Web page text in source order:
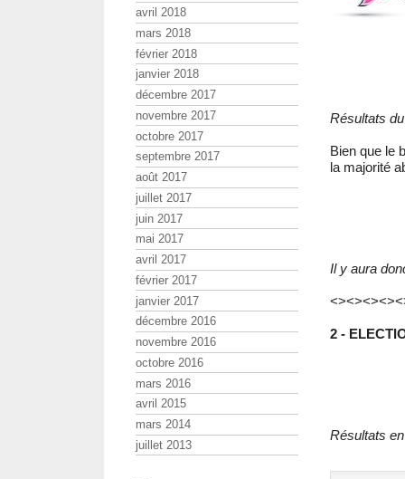
Résultats
Bien que le
la majorité
Il y aura
2 -
Résultats
avril 2018
mars 2018
février 2018
janvier 2018
décembre 2017
novembre 2017
octobre 2017
septembre 2017
août 2017
juillet 2017
juin 2017
mai 2017
avril 2017
février 2017
janvier 2017
décembre 2016
novembre 2016
octobre 2016
mars 2016
avril 2015
mars 2014
juillet 2013